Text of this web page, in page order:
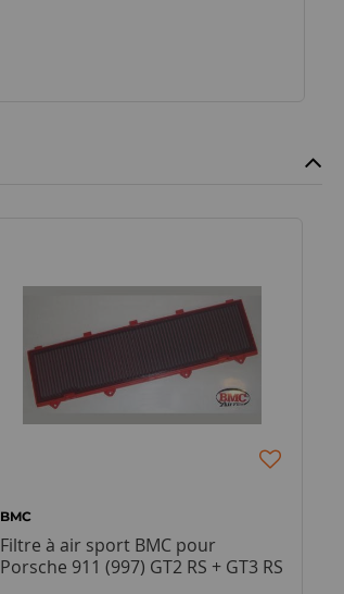
BMC
Filtre à air sport BMC pour
Porsche 911 (997) GT2 RS + GT3 RS